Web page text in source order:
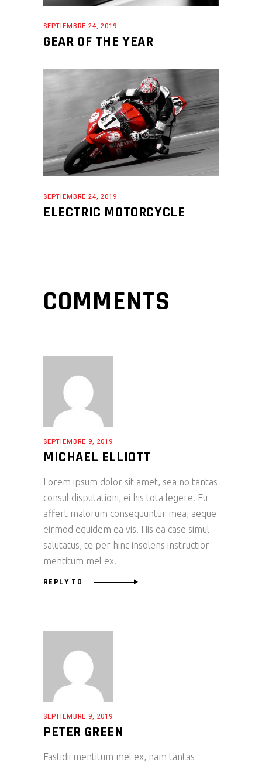
SEPTIEMBRE 24, 2019
GEAR OF THE YEAR
SEPTIEMBRE 24, 2019
ELECTRIC MOTORCYCLE
COMMENTS
SEPTIEMBRE 9, 2019
MICHAEL ELLIOTT
Lorem ipsum dolor sit amet, sea no tantas
consul disputationi, ei his tota legere. Eu
affert malorum consequuntur mea, aeque
eirmod equidem ea vis. His ea case simul
salutatus, te per hinc insolens instructior
mentitum mel ex.
REPLY TO
SEPTIEMBRE 9, 2019
PETER GREEN
Fastidii mentitum mel ex, nam tantas